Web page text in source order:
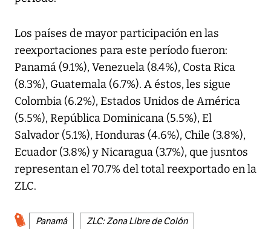
Los países de mayor participación en las
reexportaciones para este período fueron:
Panamá (9.1%), Venezuela (8.4%), Costa Rica
(8.3%), Guatemala (6.7%). A éstos, les sigue
Colombia (6.2%), Estados Unidos de América
(5.5%), República Dominicana (5.5%), El
Salvador (5.1%), Honduras (4.6%), Chile (3.8%),
Ecuador (3.8%) y Nicaragua (3.7%), que jusntos
representan el 70.7% del total reexportado en la
ZLC.
Panamá ZLC: Zona Libre de Colón